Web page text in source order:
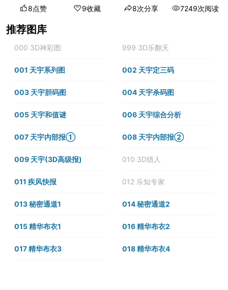
8点赞 9收藏 8次分享 7249次阅读
推荐图库
000 3D神彩图 999 3D乐翻天
001 天宇系列图 002 天宇定三码
003 天宇胆码图 004 天宇杀码图
005 天宇和值谜 006 天宇综合分析
007 天宇内部报① 008 天宇内部报②
009 天宇(3D高级报) 010 3D猎人
011 疾风快报 012 乐知专家
013 秘密通道1 014 秘密通道2
015 精华布衣1 016 精华布衣2
017 精华布衣3 018 精华布衣4